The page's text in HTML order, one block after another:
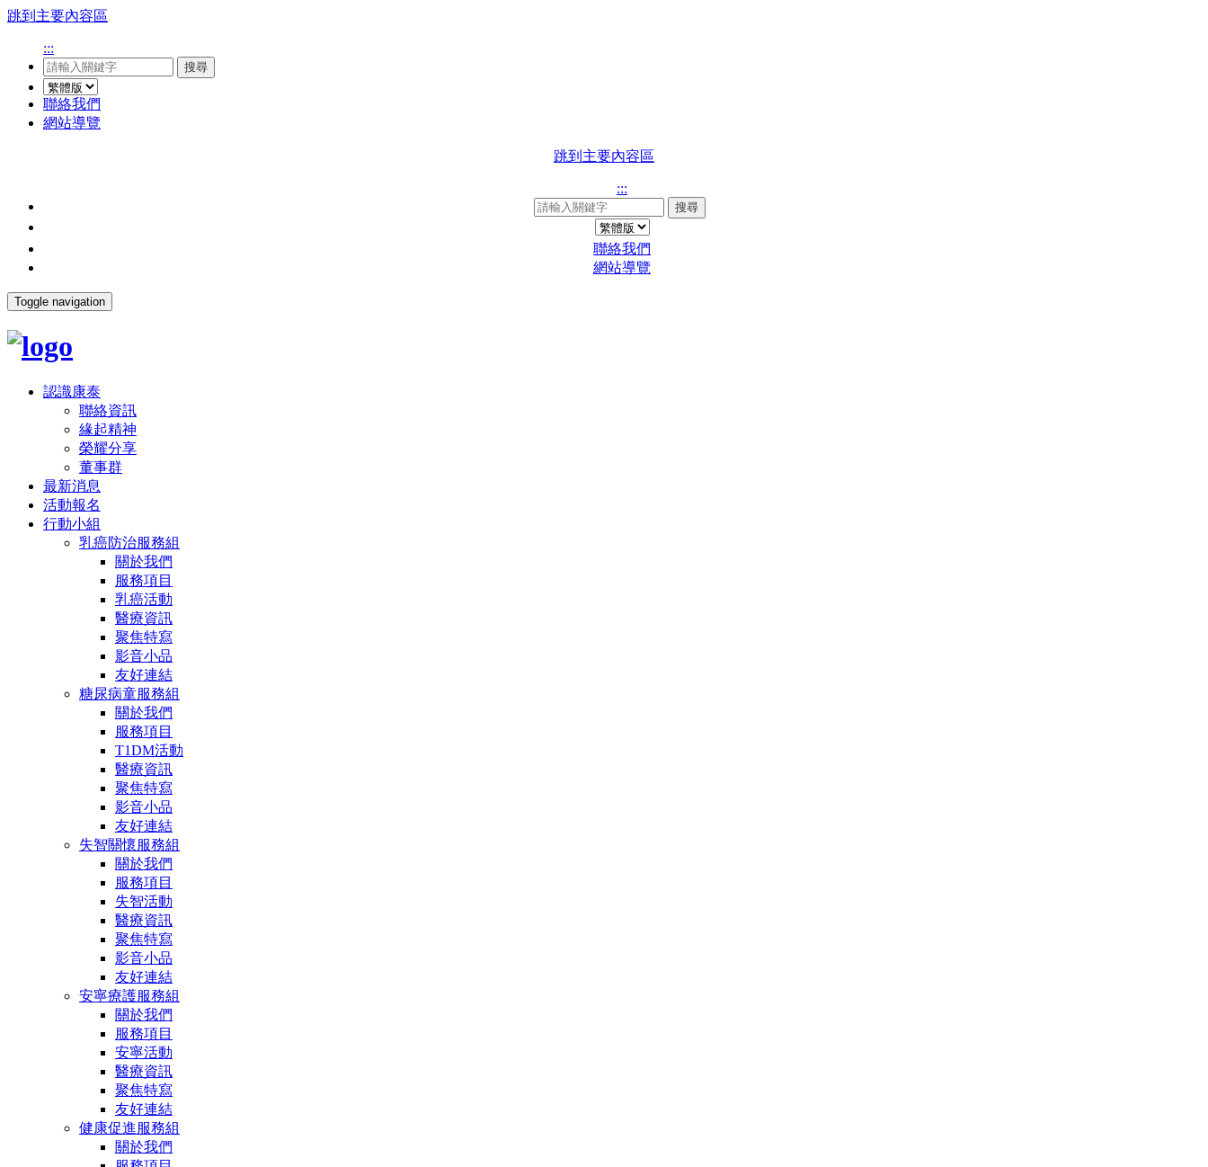
跳到主要內容區
:::
搜尋
聯絡我們
網站導覽
跳到主要內容區
:::
搜尋
聯絡我們
網站導覽
Toggle navigation
認識康泰
聯絡資訊
緣起精神
榮耀分享
董事群
最新消息
活動報名
行動小組
乳癌防治服務組
關於我們
服務項目
乳癌活動
醫療資訊
聚焦特寫
影音小品
友好連結
糖尿病童服務組
關於我們
服務項目
T1DM活動
醫療資訊
聚焦特寫
影音小品
友好連結
失智關懷服務組
關於我們
服務項目
失智活動
醫療資訊
聚焦特寫
影音小品
友好連結
安寧療護服務組
關於我們
服務項目
安寧活動
醫療資訊
聚焦特寫
友好連結
健康促進服務組
關於我們